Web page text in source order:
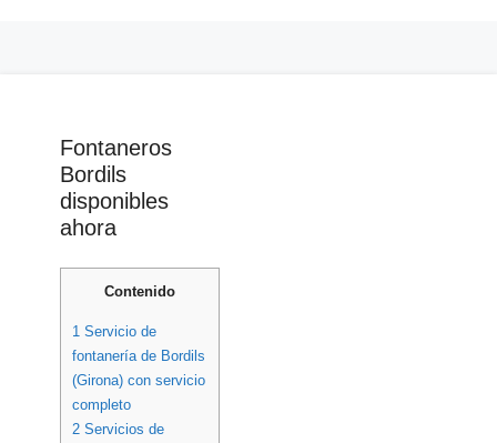
Fontaneros
Bordils
disponibles
ahora
Contenido
1 Servicio de
fontanería de Bordils
(Girona) con servicio
completo
2 Servicios de